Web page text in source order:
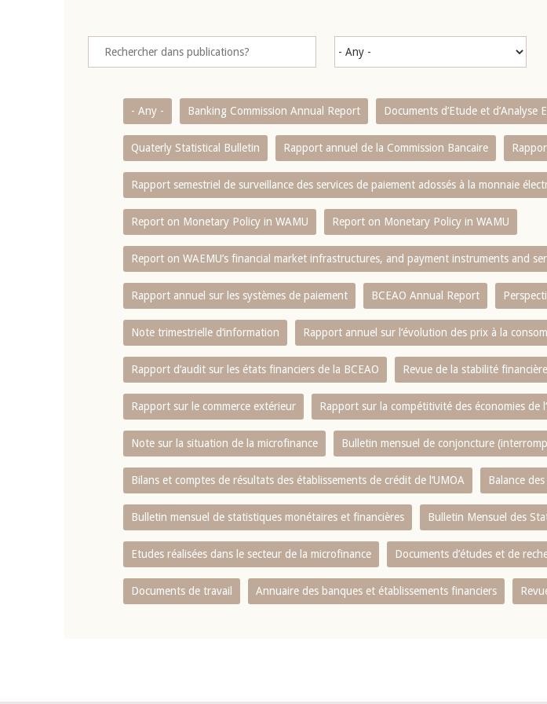
- Any - Banking Commission Annual Report Documents d’Etude et d’Analyse
Quaterly Statistical Bulletin Rapport annuel de la Commission Bancaire
Rapport semestriel de surveillance des services de paiement adossés à la monnaie
Report on Monetary Policy in WAMU Report on Monetary Policy in WAMU
Report on WAEMU’s financial market infrastructures, and payment instruments and
Rapport annuel sur les systèmes de paiement BCEAO Annual Report
Note trimestrielle d‘information Rapport annuel sur l‘évolution des prix à la
Rapport d‘audit sur les états financiers de la BCEAO Revue de la stabilité
Rapport sur le commerce extérieur Rapport sur la compétitivité des économies de
Note sur la situation de la microfinance Bulletin mensuel de conjoncture
Bilans et comptes de résultats des établissements de crédit de l‘UMOA Balance
Bulletin mensuel de statistiques monétaires et financières Bulletin Mensuel des
Etudes réalisées dans le secteur de la microfinance Documents d’études et de
Documents de travail Annuaire des banques et établissements financiers